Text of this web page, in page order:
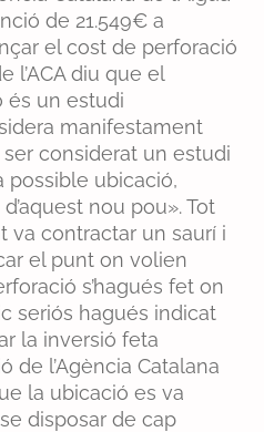
de 21.549€ a
el cost de perforació
l’ACA diu que el
és un estudi
manifestament
considerat un estudi
possible ubicació,
nou pou». Tot
va contractar un saurí i
el punt on volien
s’hagués fet on
seriós hagués indicat
la inversió feta
de l’Agència Catalana
la ubicació es va
disposar de cap